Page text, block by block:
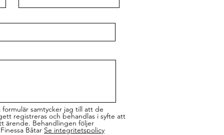
samtycker jag till att de
registreras och behandlas i syfte att
ärende. Behandlingen följer
Båtar Se integritetspolicy